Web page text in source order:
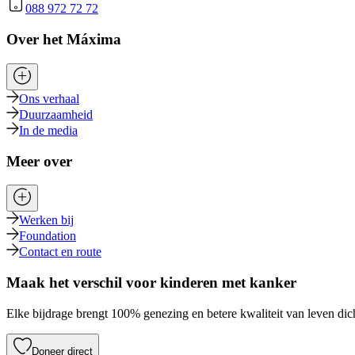
088 972 72 72
Over het Máxima
Ons verhaal
Duurzaamheid
In de media
Meer over
Werken bij
Foundation
Contact en route
Maak het verschil voor kinderen met kanker
Elke bijdrage brengt 100% genezing en betere kwaliteit van leven
Doneer direct